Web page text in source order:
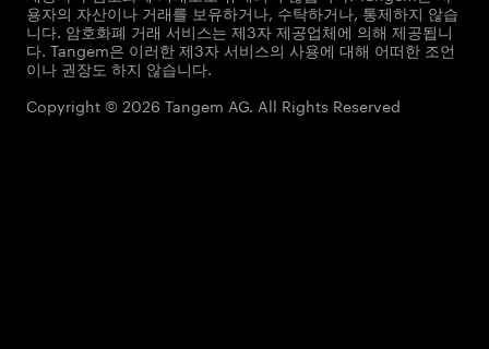
용자의 자산이나 거래를 보유하거나, 수탁하거나, 통제하지 않습
니다. 암호화폐 거래 서비스는 제3자 제공업체에 의해 제공됩니
다. Tangem은 이러한 제3자 서비스의 사용에 대해 어떠한 조언
이나 권장도 하지 않습니다.